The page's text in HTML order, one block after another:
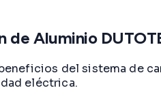
de Aluminio
del sistema de
eléctrica.